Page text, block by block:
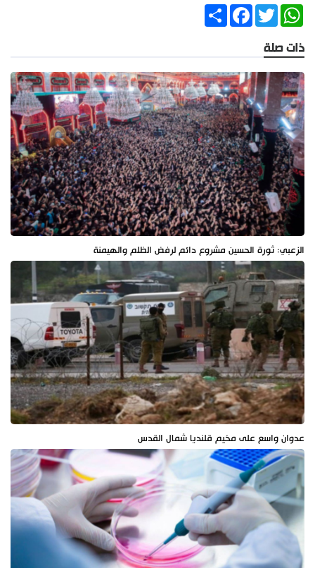
ShareFacebookTwitter
WhatsApp
ذات صلة
الزعبي: ثورة الحسين مشروع دائم لرفض الظلم والهيمنة
عدوان واسع على مخيم قلنديا شمال القدس